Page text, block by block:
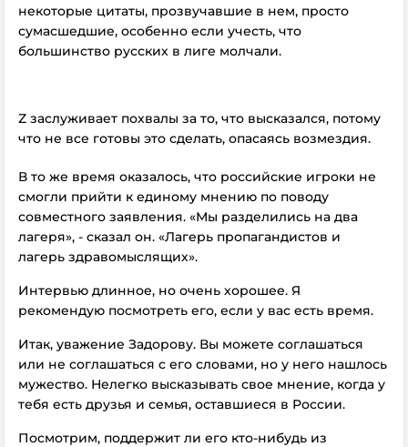
некоторые цитаты, прозвучавшие в нем, просто
сумасшедшие, особенно если учесть, что
большинство русских в лиге молчали.
Z заслуживает похвалы за то, что высказался, потому
что не все готовы это сделать, опасаясь возмездия.
В то же время оказалось, что российские игроки не
смогли прийти к единому мнению по поводу
совместного заявления. «Мы разделились на два
лагеря», - сказал он. «Лагерь пропагандистов и
лагерь здравомыслящих».
Интервью длинное, но очень хорошее. Я
рекомендую посмотреть его, если у вас есть время.
Итак, уважение Задорову. Вы можете соглашаться
или не соглашаться с его словами, но у него нашлось
мужество. Нелегко высказывать свое мнение, когда у
тебя есть друзья и семья, оставшиеся в России.
Посмотрим, поддержит ли его кто-нибудь из